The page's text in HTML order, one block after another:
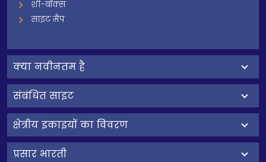
शी-बॉक्स
साइट मैप
क्‍या नवीनतम है
संबंधित साइट
क्षेत्रीय इकाइयों का विवरण
प्रसार भारती